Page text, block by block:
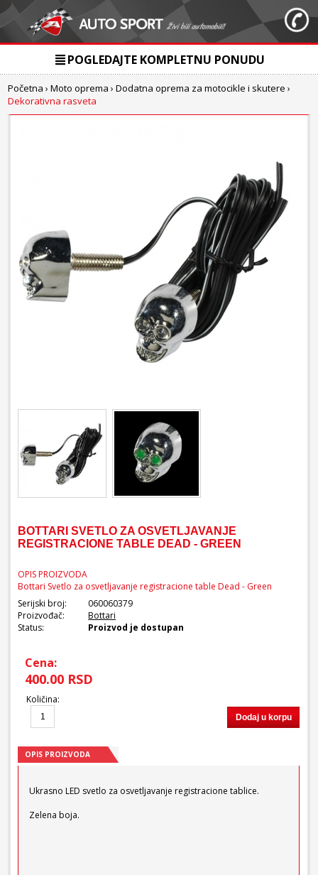
POGLEDAJTE KOMPLETNU PONUDU
Početna ›Moto oprema ›Dodatna oprema za motocikle i skutere ›
Dekorativna rasveta
BOTTARI SVETLO ZA OSVETLJAVANJE
REGISTRACIONE TABLE DEAD - GREEN
OPIS PROIZVODA
Bottari Svetlo za osvetljavanje registracione table Dead - Green
Serijski broj:
060060379
Proizvođač:
Bottari
Status:
Proizvod je dostupan
Cena:
400.00 RSD
Količina:
Dodaj u korpu
OPIS PROIZVODA
Ukrasno LED svetlo za osvetljavanje registracione tablice.
Zelena boja.